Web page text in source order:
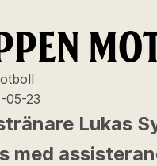
05-23
Lukas
med